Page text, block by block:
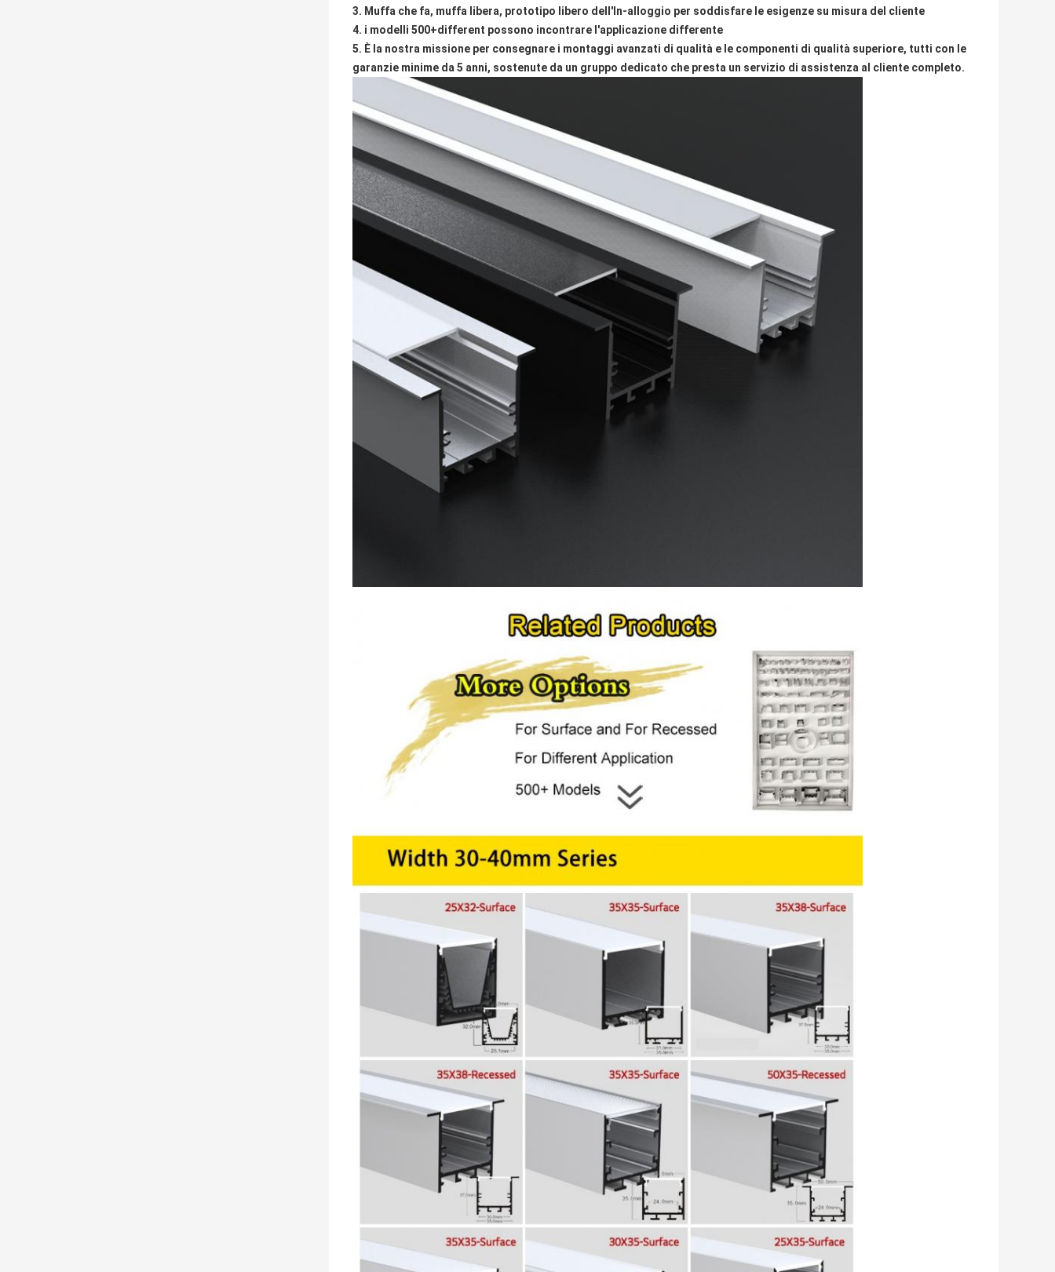
3. Muffa che fa, muffa libera, prototipo libero dell'In-alloggio per soddisfare le esigenze su misura del cliente
4. i modelli 500+different possono incontrare l'applicazione differente
5. È la nostra missione per consegnare i montaggi avanzati di qualità e le componenti di qualità superiore, tutti con le
garanzie minime da 5 anni, sostenute da un gruppo dedicato che presta un servizio di assistenza al cliente completo.